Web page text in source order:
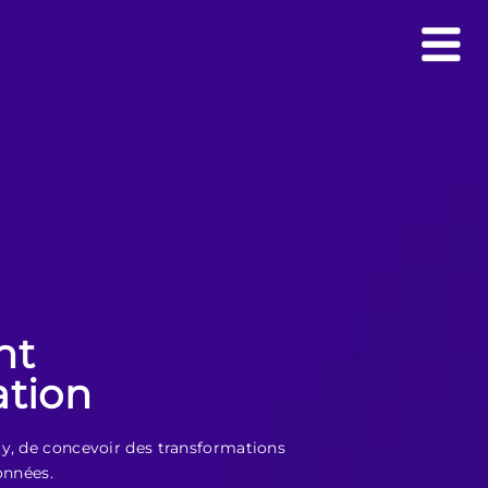
de concevoir des transformations